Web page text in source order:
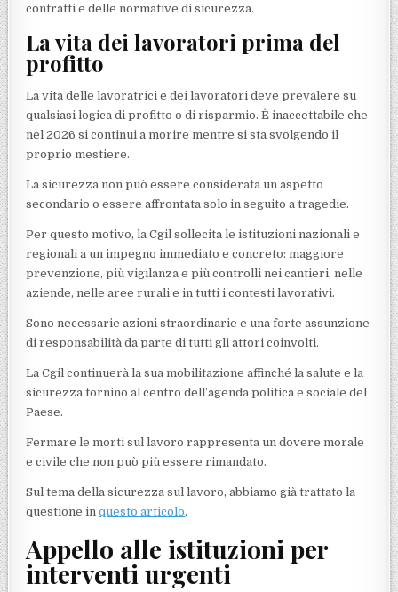
contratti e delle normative di sicurezza.
La vita dei lavoratori prima del
profitto
La vita delle lavoratrici e dei lavoratori deve prevalere su
qualsiasi logica di profitto o di risparmio. È inaccettabile che
nel 2026 si continui a morire mentre si sta svolgendo il
proprio mestiere.
La sicurezza non può essere considerata un aspetto
secondario o essere affrontata solo in seguito a tragedie.
Per questo motivo, la Cgil sollecita le istituzioni nazionali e
regionali a un impegno immediato e concreto: maggiore
prevenzione, più vigilanza e più controlli nei cantieri, nelle
aziende, nelle aree rurali e in tutti i contesti lavorativi.
Sono necessarie azioni straordinarie e una forte assunzione
di responsabilità da parte di tutti gli attori coinvolti.
La Cgil continuerà la sua mobilitazione affinché la salute e la
sicurezza tornino al centro dell’agenda politica e sociale del
Paese.
Fermare le morti sul lavoro rappresenta un dovere morale
e civile che non può più essere rimandato.
Sul tema della sicurezza sul lavoro, abbiamo già trattato la
questione inquesto articolo.
Appello alle istituzioni per
interventi urgenti